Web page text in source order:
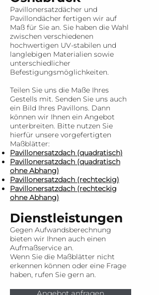
Pavillonersatzdächer und
Pavillondächer fertigen wir auf
Maß für Sie an. Sie haben die Wahl
zwischen verschiedenen
hochwertigen UV-stabilen und
langlebigen Materialien sowie
unterschiedlicher
Befestigungsmöglichkeiten.
Teilen Sie uns die Maße Ihres
Gestells mit. Senden Sie uns auch
ein Bild Ihres Pavillons. Dann
können wir Ihnen ein Angebot
unterbreiten. Bitte nutzen Sie
hierfür unsere vorgefertigten
Maßblätter:
Pavillonersatzdach (quadratisch)
Pavillonersatzdach (quadratisch
ohne Abhang)
Pavillonersatzdach (rechteckig)
Pavillonersatzdach (rechteckig
ohne Abhang)
Dienstleistungen
Gegen Aufwandsberechnung
bieten wir Ihnen auch einen
Aufmaßservice an.
Wenn Sie die Maßblätter nicht
erkennen können oder eine Frage
haben, rufen Sie gern an.